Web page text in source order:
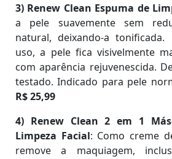
3) Renew Clean Espuma de
a pele suavemente sem
natural, deixando-a
uso, a pele fica visivelmente
com aparência rejuvenescida.
testado. Indicado para pele
R$ 25,99
4) Renew Clean 2 em 1
Limpeza Facial: Como creme
remove a maquiagem,